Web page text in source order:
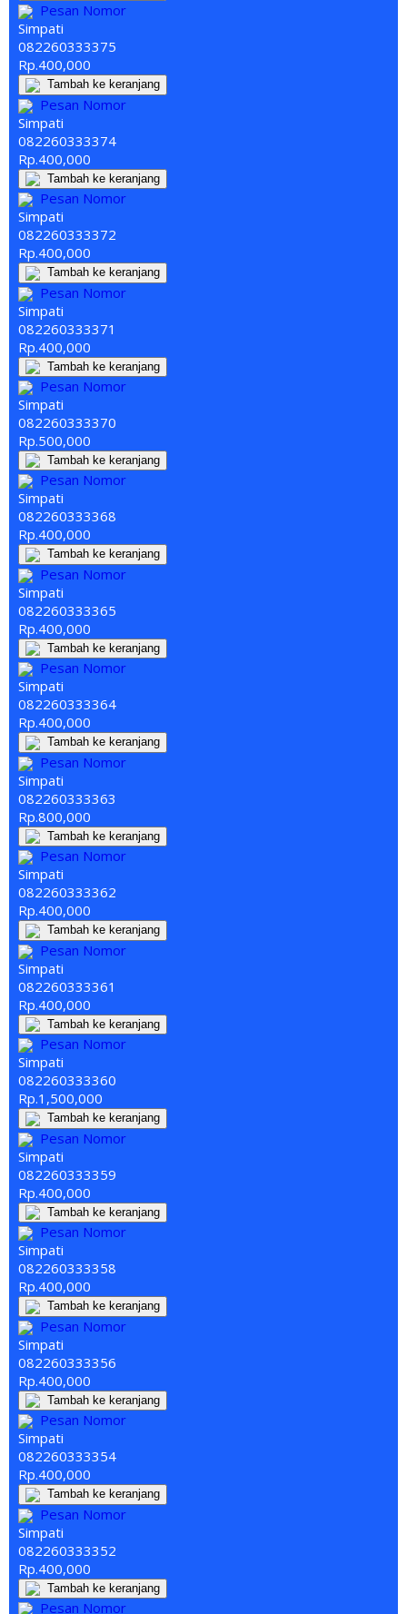
Pesan Nomor
Simpati
082260333375
Rp.400,000
Tambah ke keranjang
Pesan Nomor
Simpati
082260333374
Rp.400,000
Tambah ke keranjang
Pesan Nomor
Simpati
082260333372
Rp.400,000
Tambah ke keranjang
Pesan Nomor
Simpati
082260333371
Rp.400,000
Tambah ke keranjang
Pesan Nomor
Simpati
082260333370
Rp.500,000
Tambah ke keranjang
Pesan Nomor
Simpati
082260333368
Rp.400,000
Tambah ke keranjang
Pesan Nomor
Simpati
082260333365
Rp.400,000
Tambah ke keranjang
Pesan Nomor
Simpati
082260333364
Rp.400,000
Tambah ke keranjang
Pesan Nomor
Simpati
082260333363
Rp.800,000
Tambah ke keranjang
Pesan Nomor
Simpati
082260333362
Rp.400,000
Tambah ke keranjang
Pesan Nomor
Simpati
082260333361
Rp.400,000
Tambah ke keranjang
Pesan Nomor
Simpati
082260333360
Rp.1,500,000
Tambah ke keranjang
Pesan Nomor
Simpati
082260333359
Rp.400,000
Tambah ke keranjang
Pesan Nomor
Simpati
082260333358
Rp.400,000
Tambah ke keranjang
Pesan Nomor
Simpati
082260333356
Rp.400,000
Tambah ke keranjang
Pesan Nomor
Simpati
082260333354
Rp.400,000
Tambah ke keranjang
Pesan Nomor
Simpati
082260333352
Rp.400,000
Tambah ke keranjang
Pesan Nomor